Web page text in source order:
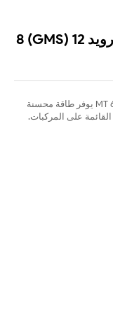
جهاز لوحي مثبت على السيارة أندرويد 12 (GMS) 8
كمبيوتر السيارة Emdoor V80T 8 بوصة: معالج MT 6789 يوفر طاقة محسنة
على المركبات.